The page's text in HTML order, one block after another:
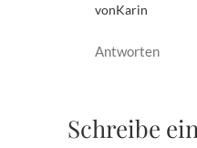
vonKarin
Antworten
Schreibe